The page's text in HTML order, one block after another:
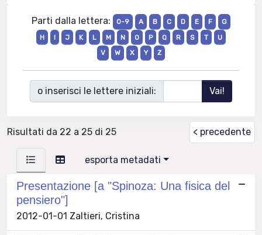
Parti dalla lettera: 0-9 A B C D E F
G
H
I J K L M N O P Q R S T
U
V
W X Y Z
o inserisci le lettere iniziali:
Risultati da 22 a 25 di 25 < precedente
esporta metadati
Presentazione [a "Spinoza: Una fisica del
pensiero"]
2012-01-01 Zaltieri, Cristina